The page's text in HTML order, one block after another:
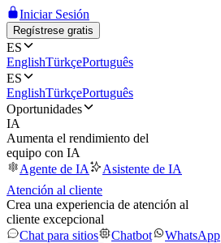
Iniciar Sesión
Regístrese gratis
ES
EnglishTürkçePortuguês
ES
EnglishTürkçePortuguês
Oportunidades
IA
Aumenta el rendimiento del
equipo con IA
Agente de IA
Asistente de IA
Atención al cliente
Crea una experiencia de atención al
cliente excepcional
Chat para sitios
Chatbot WhatsApp